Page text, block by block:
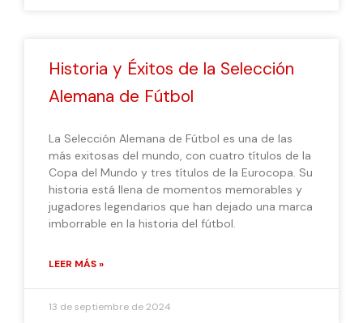
Historia y Éxitos de la Selección
Alemana de Fútbol
La Selección Alemana de Fútbol es una de las
más exitosas del mundo, con cuatro títulos de la
Copa del Mundo y tres títulos de la Eurocopa. Su
historia está llena de momentos memorables y
jugadores legendarios que han dejado una marca
imborrable en la historia del fútbol.
LEER MÁS »
13 de septiembre de 2024